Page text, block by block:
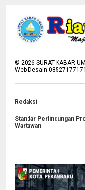
©2026 SURAT KABAR
Web Desain
Redaksi
Standar Perlindungan
Wartawan